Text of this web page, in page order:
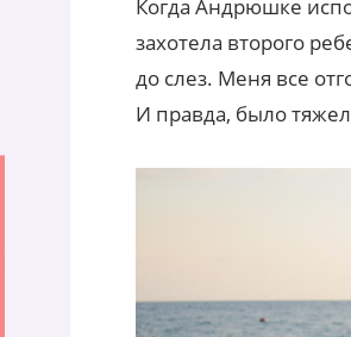
Когда Андрюшке
захотела второго
до слез. Меня все
И правда, было